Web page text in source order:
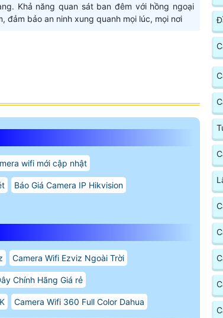
Khả năng quan sát ban đêm với hồng ngoại
đảm bảo an ninh xung quanh mọi lúc, mọi nơi
wifi mới cập nhật
Báo Giá Camera IP Hikvision
Camera Wifi Ezviz Ngoài Trời
Chính Hãng Giá rẻ
Camera Wifi 360 Full Color Dahua